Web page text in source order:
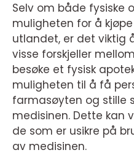
Selv om både fysiske
muligheten for å
utlandet, er det viktig
visse forskjeller
besøke et fysisk
muligheten til å få
farmasøyten og stille
medisinen. Dette kan
de som er usikre på
av medisinen.